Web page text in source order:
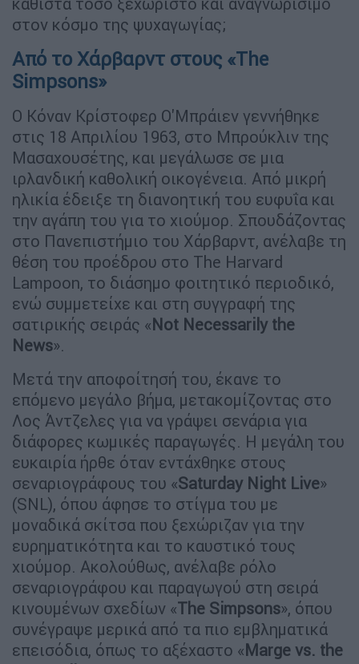
στον κόσμο της ψυχαγωγίας;
Από το Χάρβαρντ στους «The
Simpsons»
Ο Κόναν Κρίστοφερ Ο'Μπράιεν γεννήθηκε
στις 18 Απριλίου 1963, στο Μπρούκλιν της
Μασαχουσέτης, και μεγάλωσε σε μια
ιρλανδική καθολική οικογένεια. Από μικρή
ηλικία έδειξε τη διανοητική του ευφυΐα και
την αγάπη του για το χιούμορ. Σπουδάζοντας
στο Πανεπιστήμιο του Χάρβαρντ, ανέλαβε τη
θέση του προέδρου στο The Harvard
Lampoon, το διάσημο φοιτητικό περιοδικό,
ενώ συμμετείχε και στη συγγραφή της
σατιρικής σειράς «Not Necessarily the
News».
Μετά την αποφοίτησή του, έκανε το
επόμενο μεγάλο βήμα, μετακομίζοντας στο
Λος Άντζελες για να γράψει σενάρια για
διάφορες κωμικές παραγωγές. Η μεγάλη του
ευκαιρία ήρθε όταν εντάχθηκε στους
σεναριογράφους του «Saturday Night Live»
(SNL), όπου άφησε το στίγμα του με
μοναδικά σκίτσα που ξεχώριζαν για την
ευρηματικότητα και το καυστικό τους
χιούμορ. Ακολούθως, ανέλαβε ρόλο
σεναριογράφου και παραγωγού στη σειρά
κινουμένων σχεδίων «The Simpsons», όπου
συνέγραψε μερικά από τα πιο εμβληματικά
επεισόδια, όπως το αξέχαστο «Marge vs. the